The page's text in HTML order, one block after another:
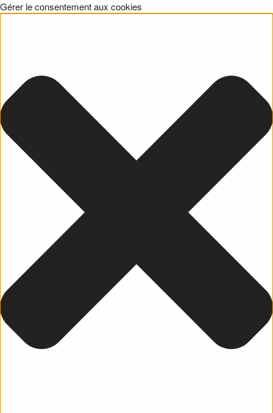
Gérer le consentement aux cookies